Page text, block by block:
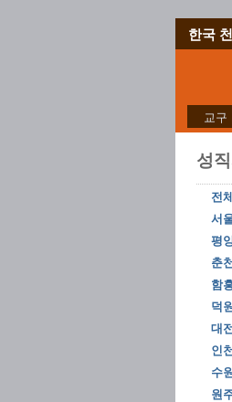
한국
교구
성
전체
서
평
춘
함
덕
대
인
수
원